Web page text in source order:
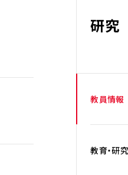
研究
教員情報
教育・研